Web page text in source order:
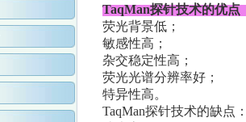
TaqMan探针技术的优点
荧光背景低；
敏感性高；
杂交稳定性高；
荧光光谱分辨率好；
特异性高。
TaqMan探针技术的缺点